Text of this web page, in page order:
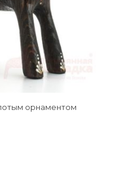
орнаментом